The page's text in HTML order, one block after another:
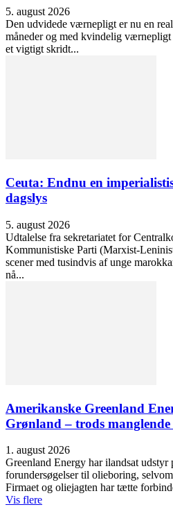
5. august 2026
Den udvidede værnepligt er nu en
måneder og med kvindelig værnepligt
et vigtigt skridt...
Ceuta: Endnu en
dagslys
5. august 2026
Udtalelse fra sekretariatet for
Kommunistiske Parti (Marxist-
scener med tusindvis af unge
nå...
Amerikanske Greenland
Grønland – trods manglende
1. august 2026
Greenland Energy har ilandsat udstyr
forundersøgelser til olieboring,
Firmaet og oliejagten har tætte
Vis flere